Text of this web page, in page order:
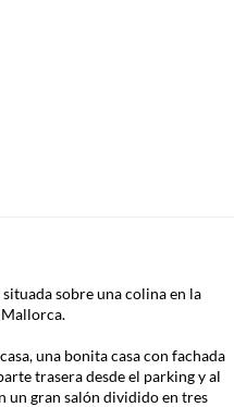
sobre una colina en la
Mallorca.
una bonita casa con fachada
trasera desde el parking y al
un gran salón dividido en tres